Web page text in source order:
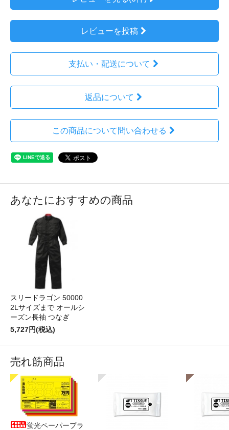
レビューを投稿
支払い・配送について
返品について
この商品について問い合わせる
あなたにおすすめの商品
スリードラゴン 50000
2Lサイズまで オールシ
ーズン長袖 つなぎ
5,727円(税込)
売れ筋商品
蛍光ペーパープラ